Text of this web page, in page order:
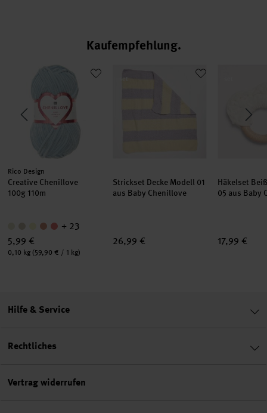
Kaufempfehlung
03 aus Baby Chenillove
Creative Chenillove
Hersteller:
Rico Design
Creative Chenillove
100g 110m
+ 23
5,99 €
Inhalt:
0,10 kg (59,90 € / 1 kg)
Strickset Decke Modell 01 aus Baby
Strickset Decke Modell 01
aus Baby Chenillove
26,99 €
Häkelset
05 aus Baby
17,99 €
Hilfe & Service
Rechtliches
Vertrag widerrufen